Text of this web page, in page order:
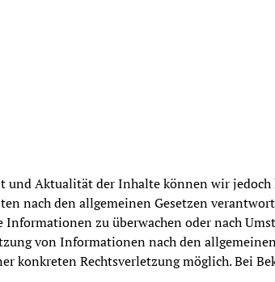
Aktualität der Inhalte können wir jedoch
nach den allgemeinen Gesetzen
zu überwachen oder nach
von Informationen nach den
konkreten Rechtsverletzung möglich. Bei